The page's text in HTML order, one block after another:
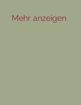
Mehr anzeigen